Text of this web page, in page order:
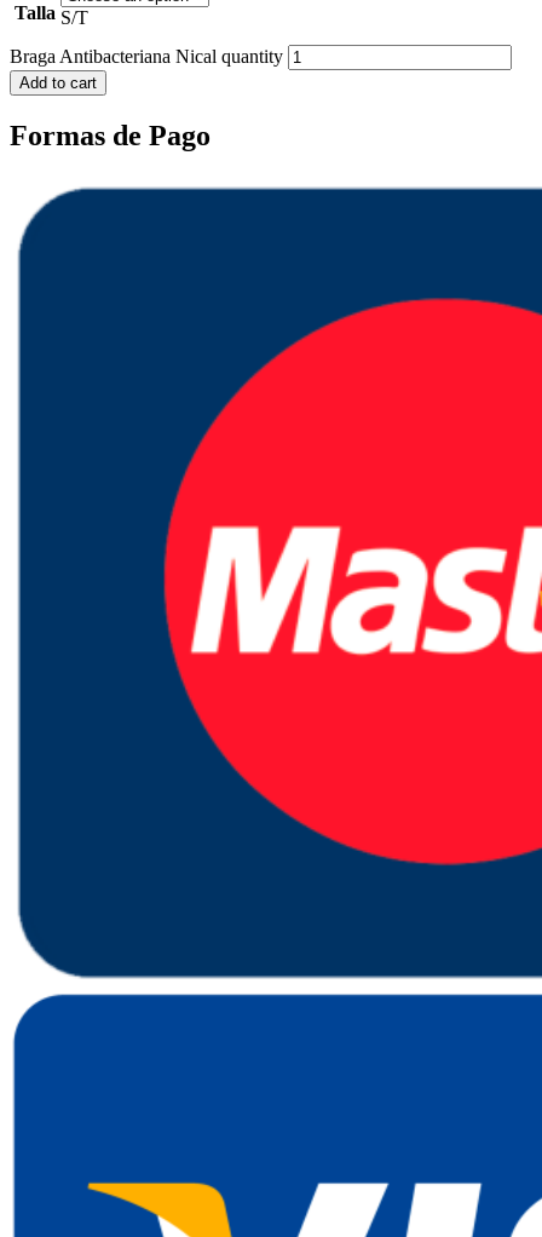
Talla S/T
Braga Antibacteriana Nical quantity
Add to cart
Formas de Pago